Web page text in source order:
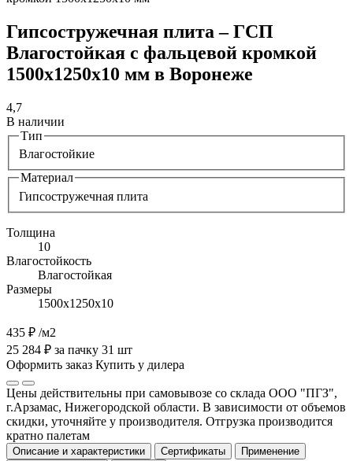
Гипсостружечная плита – ГСП
Влагостойкая с фальцевой кромкой
1500х1250х10 мм в Воронеже
4,7
В наличии
Тип
Влагостойкие
Материал
Гипсостружечная плита
Толщина
10
Влагостойкость
Влагостойкая
Размеры
1500х1250х10
435 ₽ /м2
25 284 ₽ за пачку 31 шт
Оформить заказ Купить у дилера
Цены действительны при самовывозе со склада ООО "ПГЗ",
г.Арзамас, Нижегородской области. В зависимости от объемов
скидки, уточняйте у производителя. Отгрузка производится
кратно палетам
Описание и характеристики Сертификаты
Применение